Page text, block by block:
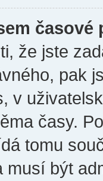
časové
že jste
pak
v
časy.
tomu
musí být